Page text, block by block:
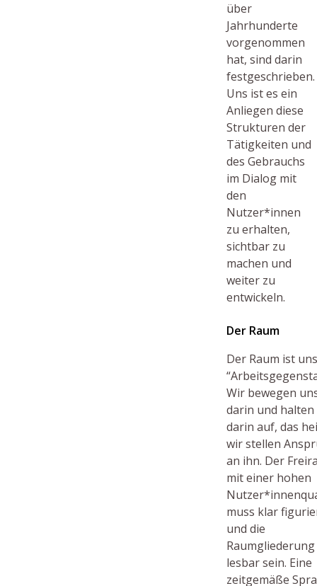
über
Jahrhunderte
vorgenommen
hat, sind darin
festgeschrieben.
Uns ist es ein
Anliegen diese
Strukturen der
Tätigkeiten und
des Gebrauchs
im Dialog mit
den
Nutzer*innen
zu erhalten,
sichtbar zu
machen und
weiter zu
entwickeln.
Der Raum
Der Raum ist
Wir bewegen
darin und halten
darin auf, das
wir stellen
an ihn. Der
mit einer hohen
muss klar
und die
lesbar sein. Eine
zeitgemäße